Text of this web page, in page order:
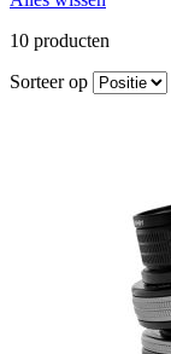
10 producten
Sorteer op